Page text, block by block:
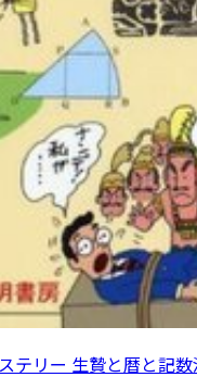
テリー 生贄と暦と記